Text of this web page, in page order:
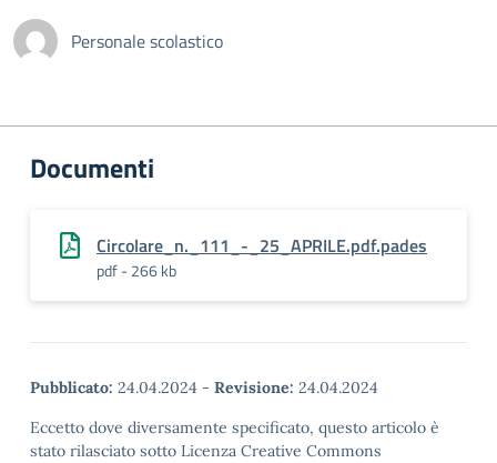
Personale scolastico
Documenti
Circolare_n._111_-_25_APRILE.pdf.pades
pdf - 266 kb
Pubblicato: 24.04.2024 - Revisione: 24.04.2024
Eccetto dove diversamente specificato, questo articolo è
stato rilasciato sotto Licenza Creative Commons